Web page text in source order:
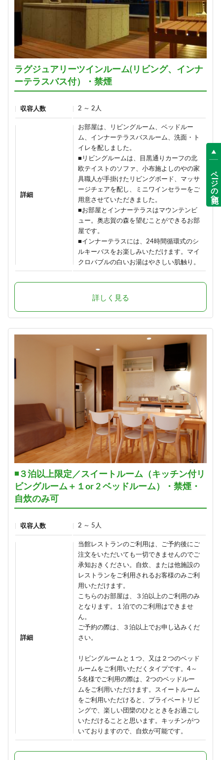
ラグジュアリーツインルーム(リビング、インナ
ーテラスバス付）・禁煙
収容人数 2 ～ 2人
詳細
お部屋は、リビングルーム、ベッドルー
ム、インナーテラスバスルーム、洗面・ト
イレを配しました。
■リビングルームは、目黒通りカーフの北
欧テイストのソファ、小布施よしのやの家
具職人が手掛けたリビングボード、マッサ
ージチェアを配し、ミニワインセラーをご
用意させていただきました。
■お部屋とインナーテラスはマウンテンビ
ュー。奥志賀の森を望むことができるお部
屋です。
■インナーテラスには、24時間循環式のシ
ルキーバスをお楽しみいただけます。マイ
クロバブルの白いお湯はやさしい肌触り。
詳しく見る
◾️３泊以上限定／スイートルーム（キッチン付リ
ビングルーム＋１or 2 ベッドルーム）・禁煙・
自炊のみ可
収容人数 2 ～ 5人
詳細
当館レストランのご利用は、ご予約後にご
注文をいただいても一切できませんのでご
承知おきください。自炊、または他施設の
レストランをご利用されるお客様のみご利
用いただけます。
こちらのお部屋は、３泊以上のご利用のみ
となります。１泊でのご利用はできませ
ん。
ご予約の際は、３泊以上でお申し込みくだ
さい。
リビングルームと１つ、又は２つのベッド
ルームをご利用いただくタイプです。4～
5名様でご利用の際は、2つのベッドルー
ムをご利用いただけます。スイートルーム
をご利用いただけると、プライベートリビ
ングで、楽しい団欒のひとときをお過ごし
いただけることと思います。キッチンがつ
いておりますので、自炊が可能です。
ページの先頭へ